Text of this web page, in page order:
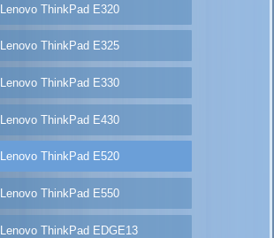
Lenovo ThinkPad E320
Lenovo ThinkPad E325
Lenovo ThinkPad E330
Lenovo ThinkPad E430
Lenovo ThinkPad E520
Lenovo ThinkPad E550
Lenovo ThinkPad EDGE13